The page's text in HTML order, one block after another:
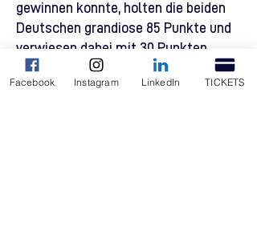
gewinnen konnte, holten die beiden
Deutschen grandiose 85 Punkte und
verwiesen dabei mit 30 Punkten
Vorsprung das Team aus Portugal auf
den 2. Platz. Bronze holten sich die
Facebook Instagram LinkedIn TICKETS